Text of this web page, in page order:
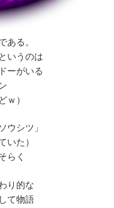
ある。
いうのは
ーがいる
ｗ）
ウシツ」
いた）
らく
り的な
て物語